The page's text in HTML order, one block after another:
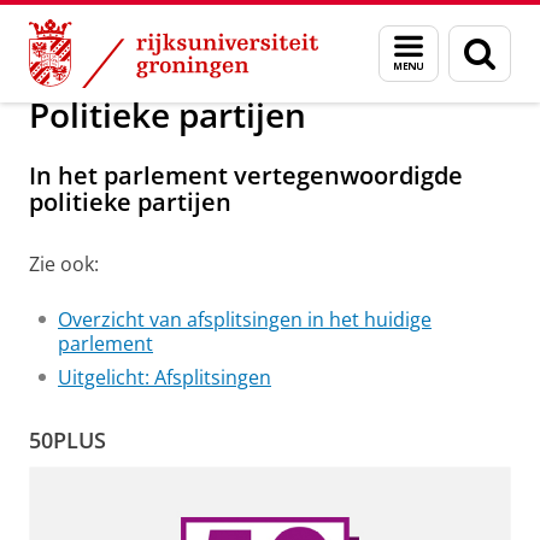
Skip
Content
Skip
Navigation
Menu
en
zoeken
Onderzoek Politieke partijen
Politieke partijen
In het parlement vertegenwoordigde
politieke partijen
Zie ook:
Overzicht van afsplitsingen in het huidige
parlement
Uitgelicht: Afsplitsingen
50PLUS